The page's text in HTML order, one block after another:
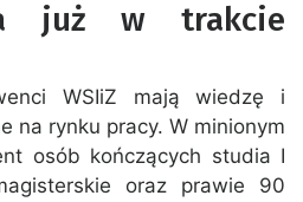
już w trakcie
WSIiZ mają wiedzę i
na rynku pracy. W minionym
osób kończących studia I
oraz prawie 90